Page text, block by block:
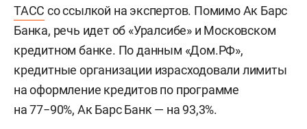
ТАСС со ссылкой на экспертов. Помимо Ак Барс
Банка, речь идет об «Уралсибе» и Московском
кредитном банке. По данным «Дом.РФ»,
кредитные организации израсходовали лимиты
на оформление кредитов по программе
на 77−90%, Ак Барс Банк — на 93,3%.